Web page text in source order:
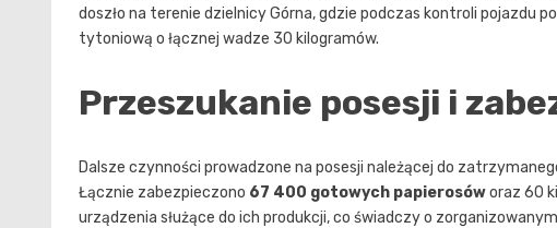
doszło na terenie dzielnicy Górna, gdzie podczas kontroli pojazdu
tytoniową o łącznej wadze 30 kilogramów.
Przeszukanie posesji i
Dalsze czynności prowadzone na posesji należącej do
Łącznie zabezpieczono 67 400 gotowych papierosóworaz 60
urządzenia służące do ich produkcji, co świadczy o